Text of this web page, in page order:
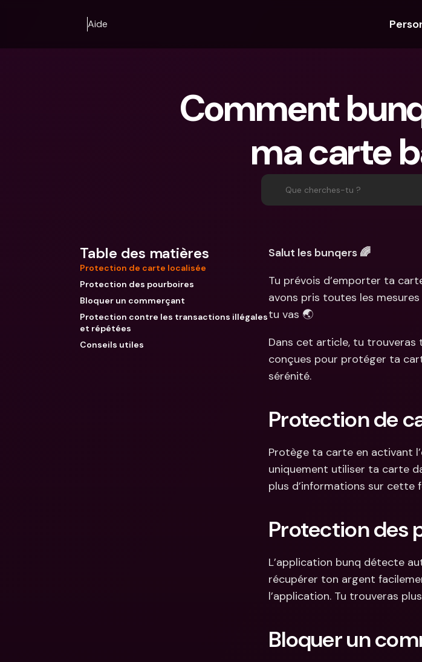
Aide
Pour les expats
Pour les couples
Abonnements
bancaires
bunq Free
bunq Elite
Pour les
Pour les PME
Abonnements
bancaires
bunq Free
Comparer les
Comment
ma carte
Que cherches-tu ?
Table des matières
Protection de carte localisée
Protection des pourboires
Bloquer un commerçant
Protection contre les transactions illégales
et répétées
Conseils utiles
Salut les bunqers 🌈
Tu prévois d’emporter ta
avons pris toutes les
tu vas 🌏
Dans cet article, tu
conçues pour protéger ta
sérénité.
Protection de
Protège ta carte en activant
uniquement utiliser ta carte
plus d’informations sur cette
Protection des
L’application bunq détecte
récupérer ton argent
l’application. Tu trouveras
Bloquer un